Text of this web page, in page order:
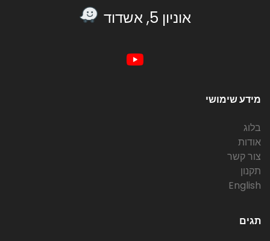
אוניון 5, אשדוד
מידע שימושי
בלוג
אודות
צור קשר
תקנון
English
תגים